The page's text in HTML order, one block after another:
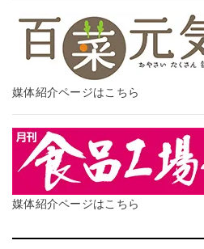
媒体紹介ページはこちら
媒体紹介ページはこちら